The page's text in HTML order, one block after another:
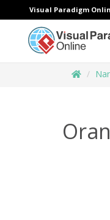
Visual Paradigm